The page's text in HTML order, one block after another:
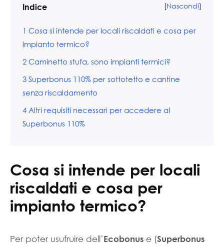
Indice [Nascondi]
1 Cosa si intende per locali riscaldati e cosa per
impianto termico?
2 Caminetto stufa, sono impianti termici?
3 Superbonus 110% per sottotetto e cantine
senza riscaldamento
4 Altri requisiti necessari per accedere al
Superbonus 110%
Cosa si intende per locali
riscaldati e cosa per
impianto termico?
Per poter usufruire dell’Ecobonus e (Superbonus